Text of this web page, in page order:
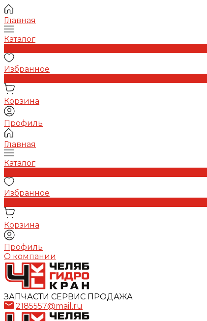
Главная
Каталог
Избранное
Корзина
Профиль
Главная
Каталог
Избранное
Корзина
Профиль
О компании
ЗАПЧАСТИ СЕРВИС ПРОДАЖА
2185557@mail.ru